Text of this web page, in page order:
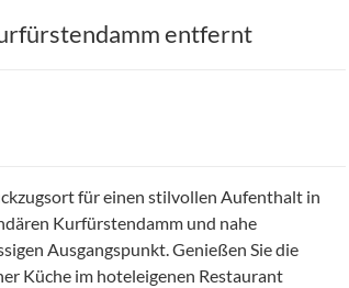
entfernt
für einen stilvollen Aufenthalt in
Kurfürstendamm und nahe
Ausgangspunkt. Genießen Sie die
Küche im hoteleigenen Restaurant